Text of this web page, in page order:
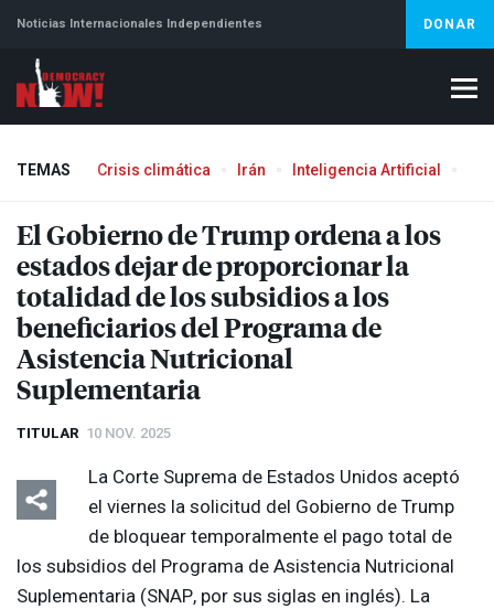
Noticias Internacionales Independientes DONAR
TEMAS Crisis climática Irán Inteligencia Artificial
El Gobierno de Trump ordena a los
estados dejar de proporcionar la
totalidad de los subsidios a los
beneficiarios del Programa de
Asistencia Nutricional
Suplementaria
TITULAR 10 NOV. 2025
La Corte Suprema de Estados Unidos aceptó
el viernes la solicitud del Gobierno de Trump
de bloquear temporalmente el pago total de
los subsidios del Programa de Asistencia Nutricional
Suplementaria (SNAP, por sus siglas en inglés). La